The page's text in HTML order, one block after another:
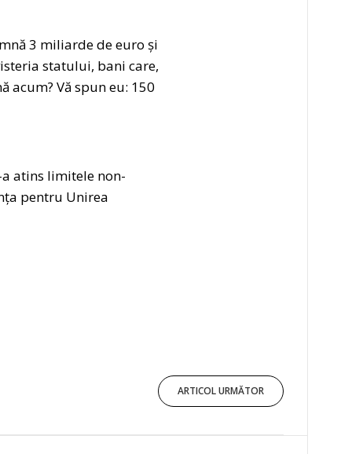
3 miliarde de euro și
statului, bani care,
acum? Vă spun eu: 150
atins limitele non-
pentru Unirea
ARTICOL URMĂTOR